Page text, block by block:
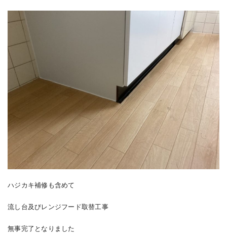
ハジカキ補修も含めて
流し台及びレンジフード取替工事
無事完了となりました